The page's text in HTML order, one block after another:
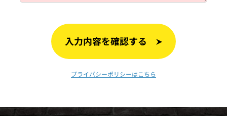
入力内容を確認する
プライバシーポリシーはこちら